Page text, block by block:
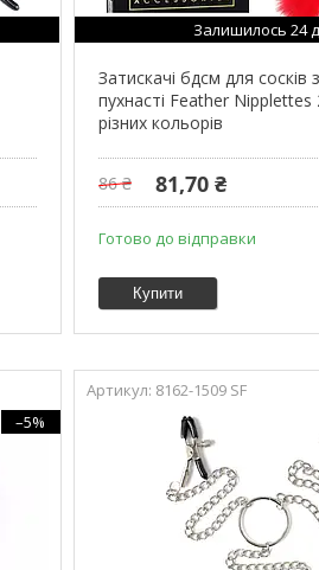
Залишилось 24
Затискачі бдсм для сосків
пухнасті Feather Nipplettes
різних кольорів
86 ₴ 81,70 ₴
Готово до відправки
Купити
–5%
8162-1509 SF